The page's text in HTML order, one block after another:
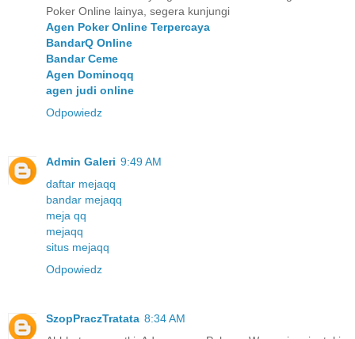
Poker Online lainya, segera kunjungi
Agen Poker Online Terpercaya
BandarQ Online
Bandar Ceme
Agen Dominoqq
agen judi online
Odpowiedz
Admin Galeri 9:49 AM
daftar mejaqq
bandar mejaqq
meja qq
mejaqq
situs mejaqq
Odpowiedz
SzopPraczTratata 8:34 AM